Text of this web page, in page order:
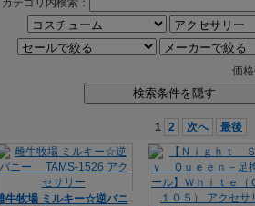
カテゴリ内検索：
価格
検索条件を隠す
1 2 次へ 最後
牛牧場 ミルキー☆逆バニ